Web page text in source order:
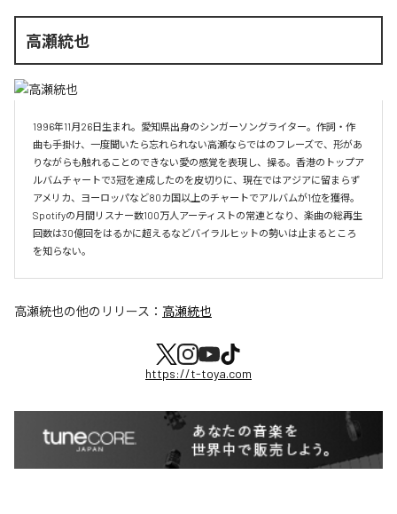
高瀬統也
1996年11月26日生まれ。愛知県出身のシンガーソングライター。作詞・作
曲も手掛け、一度聞いたら忘れられない高瀬ならではのフレーズで、形があ
りながらも触れることのできない愛の感覚を表現し、操る。香港のトップア
ルバムチャートで3冠を達成したのを皮切りに、現在ではアジアに留まらず
アメリカ、ヨーロッパなど80カ国以上のチャートでアルバムが1位を獲得。
Spotifyの月間リスナー数100万人アーティストの常連となり、楽曲の総再生
回数は30億回をはるかに超えるなどバイラルヒットの勢いは止まるところ
を知らない。
高瀬統也の他のリリース： 高瀬統也
https://t-toya.com